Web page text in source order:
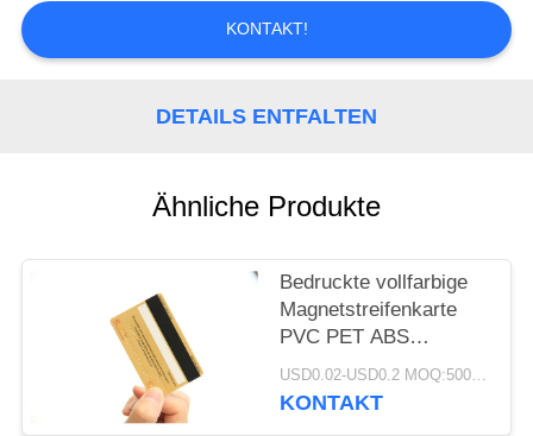
NACHRICHTEN
PRIVACY
KONTAKT!
DETAILS ENTFALTEN
Ähnliche Produkte
Bedruckte vollfarbige
Magnetstreifenkarte
PVC PET ABS
Kundenspezifisch
USD0.02-USD0.2 MOQ:500pcs
KONTAKT